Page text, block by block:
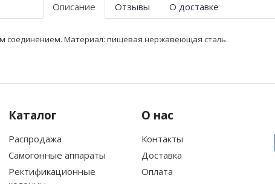
Описание Отзывы О доставке
соединением. Материал: пищевая нержавеющая сталь.
Каталог
Распродажа
Самогонные аппараты
Ректификационные
О нас
Контакты
Доставка
Оплата